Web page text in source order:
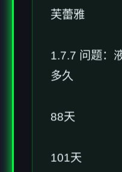
芙蕾雅
1.7.7 问题：
多久
88天
101天